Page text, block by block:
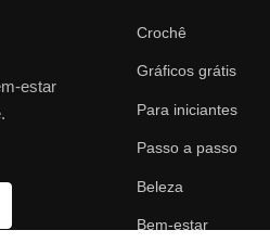
estar
Crochê
Gráficos grátis
Para iniciantes
Passo a passo
Beleza
Bem-estar